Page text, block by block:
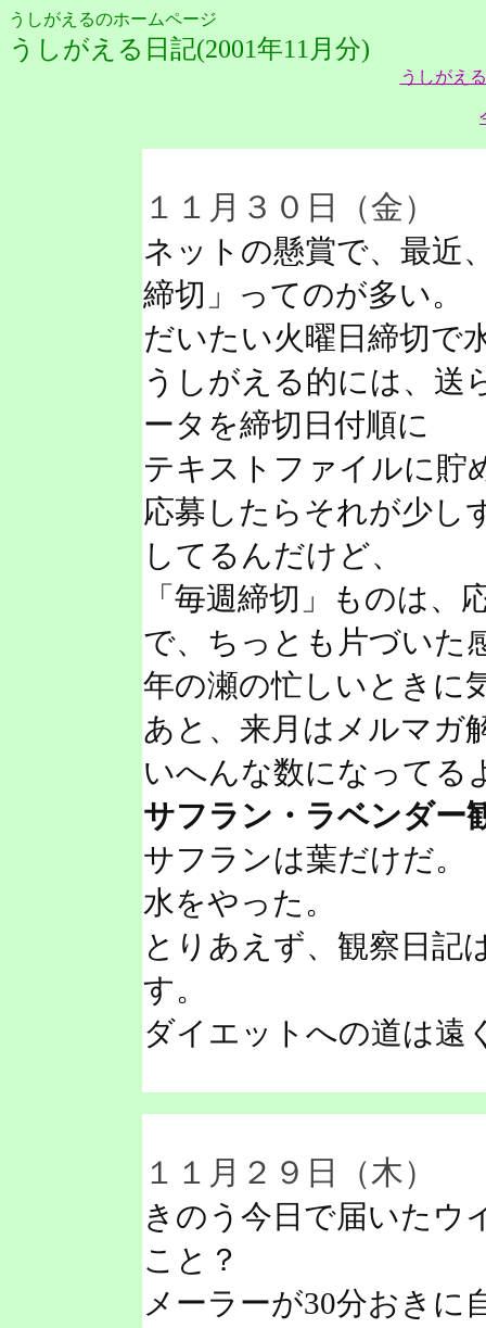
うしがえるのホームページ
うしがえる日記(2001年11月分)
うしがえ
１１月３０日（金）
ネットの懸賞で、最近
締切」ってのが多い。
だいたい火曜日締切で
うしがえる的には、送
ータを締切日付順に
テキストファイルに貯
応募したらそれが少し
してるんだけど、
「毎週締切」ものは、
で、ちっとも片づいた
年の瀬の忙しいときに
あと、来月はメルマガ
いへんな数になってる
サフラン・ラベンダー
サフランは葉だけだ。
水をやった。
とりあえず、観察日記
す。
ダイエットへの道は遠
１１月２９日（木）
きのう今日で届いたウ
こと？
メーラーが30分おきに